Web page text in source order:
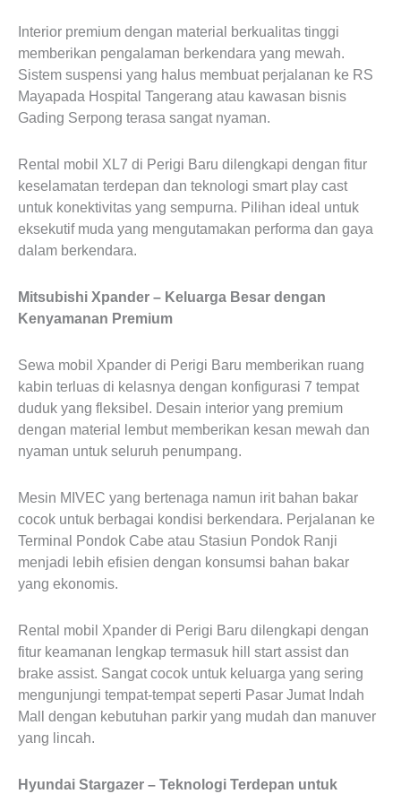
Interior premium dengan material berkualitas tinggi
memberikan pengalaman berkendara yang mewah.
Sistem suspensi yang halus membuat perjalanan ke RS
Mayapada Hospital Tangerang atau kawasan bisnis
Gading Serpong terasa sangat nyaman.
Rental mobil XL7 di Perigi Baru dilengkapi dengan fitur
keselamatan terdepan dan teknologi smart play cast
untuk konektivitas yang sempurna. Pilihan ideal untuk
eksekutif muda yang mengutamakan performa dan gaya
dalam berkendara.
Mitsubishi Xpander – Keluarga Besar dengan
Kenyamanan Premium
Sewa mobil Xpander di Perigi Baru memberikan ruang
kabin terluas di kelasnya dengan konfigurasi 7 tempat
duduk yang fleksibel. Desain interior yang premium
dengan material lembut memberikan kesan mewah dan
nyaman untuk seluruh penumpang.
Mesin MIVEC yang bertenaga namun irit bahan bakar
cocok untuk berbagai kondisi berkendara. Perjalanan ke
Terminal Pondok Cabe atau Stasiun Pondok Ranji
menjadi lebih efisien dengan konsumsi bahan bakar
yang ekonomis.
Rental mobil Xpander di Perigi Baru dilengkapi dengan
fitur keamanan lengkap termasuk hill start assist dan
brake assist. Sangat cocok untuk keluarga yang sering
mengunjungi tempat-tempat seperti Pasar Jumat Indah
Mall dengan kebutuhan parkir yang mudah dan manuver
yang lincah.
Hyundai Stargazer – Teknologi Terdepan untuk